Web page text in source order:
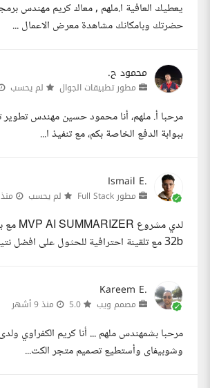
حضرتك وبامكانك مشاهدة معرض الاعمال ...
محمود ح.
مطور تطبيقات الجوال لم يحسب
ببوابة الدفع الخاصة بكم، مع تنفيذ ا...
Ismail E.
مطور Full Stack لم يحسب منذ 9 أشهر
32b مع تلقينة احترافية للحثول على افضل نتيجة الموقع...
Kareem E.
مصمم ويب منذ 9 أشهر
وشوبيفاى وأستطيع تصميم متجر الكت...